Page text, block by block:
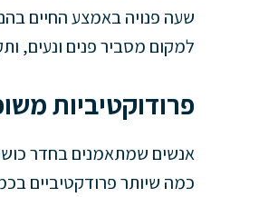
שעה פנויה באמצע החיים
למקום מסביר פנים ונעים,
פרודוקטיביות
אנשים שמתאמנים בחדר
כמה שיותר פרודקטיביים